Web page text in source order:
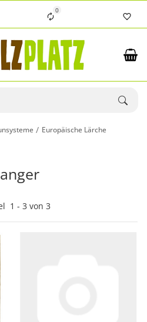
0
Europäische Lärche
1 - 3 von 3